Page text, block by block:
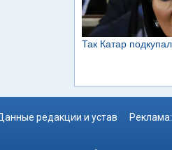
редакции и устав Реклама: